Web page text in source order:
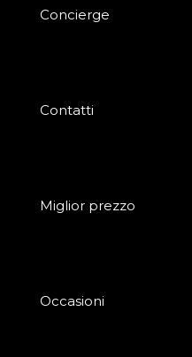
Concierge
Contatti
Miglior prezzo
Occasioni